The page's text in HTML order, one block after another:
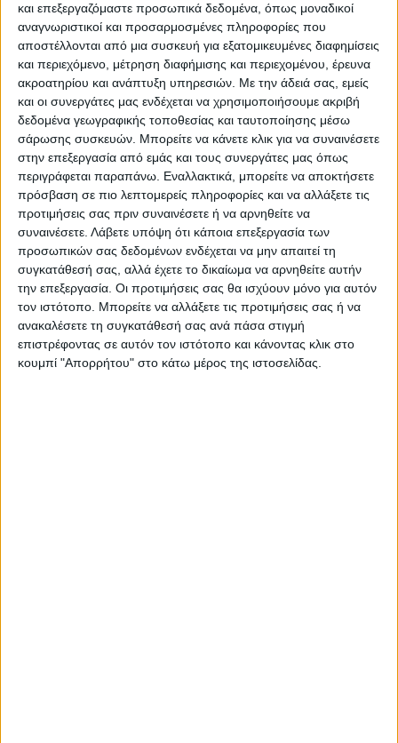
και επεξεργαζόμαστε προσωπικά δεδομένα, όπως μοναδικοί
αναγνωριστικοί και προσαρμοσμένες πληροφορίες που
αποστέλλονται από μια συσκευή για εξατομικευμένες διαφημίσεις
και περιεχόμενο, μέτρηση διαφήμισης και περιεχομένου, έρευνα
ακροατηρίου και ανάπτυξη υπηρεσιών. Με την άδειά σας, εμείς
και οι συνεργάτες μας ενδέχεται να χρησιμοποιήσουμε ακριβή
δεδομένα γεωγραφικής τοποθεσίας και ταυτοποίησης μέσω
σάρωσης συσκευών. Μπορείτε να κάνετε κλικ για να συναινέσετε
στην επεξεργασία από εμάς και τους συνεργάτες μας όπως
περιγράφεται παραπάνω. Εναλλακτικά, μπορείτε να αποκτήσετε
πρόσβαση σε πιο λεπτομερείς πληροφορίες και να αλλάξετε τις
προτιμήσεις σας πριν συναινέσετε ή να αρνηθείτε να
συναινέσετε. Λάβετε υπόψη ότι κάποια επεξεργασία των
προσωπικών σας δεδομένων ενδέχεται να μην απαιτεί τη
συγκατάθεσή σας, αλλά έχετε το δικαίωμα να αρνηθείτε αυτήν
την επεξεργασία. Οι προτιμήσεις σας θα ισχύουν μόνο για αυτόν
τον ιστότοπο. Μπορείτε να αλλάξετε τις προτιμήσεις σας ή να
ανακαλέσετε τη συγκατάθεσή σας ανά πάσα στιγμή
επιστρέφοντας σε αυτόν τον ιστότοπο και κάνοντας κλικ στο
κουμπί "Απορρήτου" στο κάτω μέρος της ιστοσελίδας.